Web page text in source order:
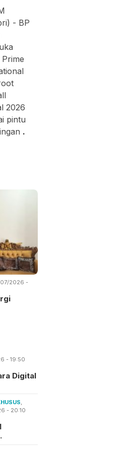
- BP
Prime
2026
pintu
.
2026 -
- 19:50
Digital
,
- 20:10